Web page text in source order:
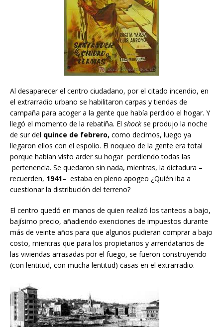
Al desaparecer el centro ciudadano, por el citado incendio, en
el extrarradio urbano se habilitaron carpas y tiendas de
campaña para acoger a la gente que había perdido el hogar. Y
llegó el momento de la rebatiña. El shock se produjo la noche
de sur del quince de febrero, como decimos, luego ya
llegaron ellos con el espolio. El noqueo de la gente era total
porque habían visto arder su hogar perdiendo todas las
pertenencia. Se quedaron sin nada, mientras, la dictadura –
recuerden, 1941– estaba en pleno apogeo ¿Quién iba a
cuestionar la distribución del terreno?
El centro quedó en manos de quien realizó los tanteos a bajo,
bajísimo precio, añadiendo exenciones de impuestos durante
más de veinte años para que algunos pudieran comprar a bajo
costo, mientras que para los propietarios y arrendatarios de
las viviendas arrasadas por el fuego, se fueron construyendo
(con lentitud, con mucha lentitud) casas en el extrarradio.